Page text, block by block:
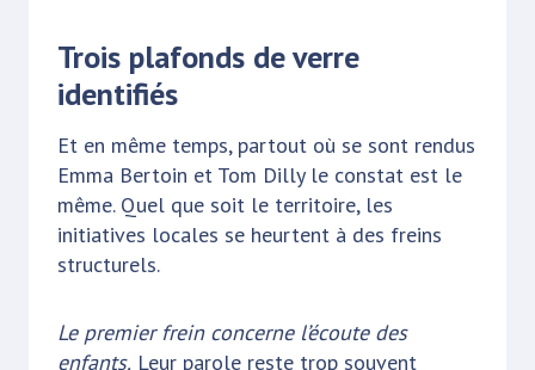
Trois plafonds de verre
identifiés
Et en même temps, partout où se sont rendus
Emma Bertoin et Tom Dilly le constat est le
même. Quel que soit le territoire, les
initiatives locales se heurtent à des freins
structurels.
Le premier frein concerne l’écoute des
enfants. Leur parole reste trop souvent